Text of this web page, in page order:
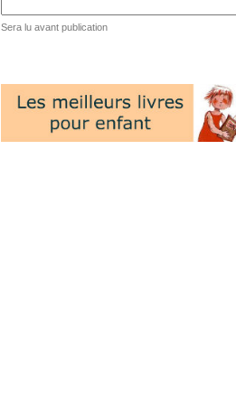
Sera lu avant publication